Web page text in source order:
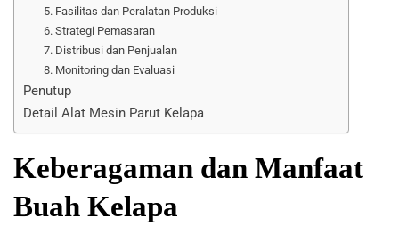
5. Fasilitas dan Peralatan Produksi
6. Strategi Pemasaran
7. Distribusi dan Penjualan
8. Monitoring dan Evaluasi
Penutup
Detail Alat Mesin Parut Kelapa
Keberagaman dan Manfaat
Buah Kelapa